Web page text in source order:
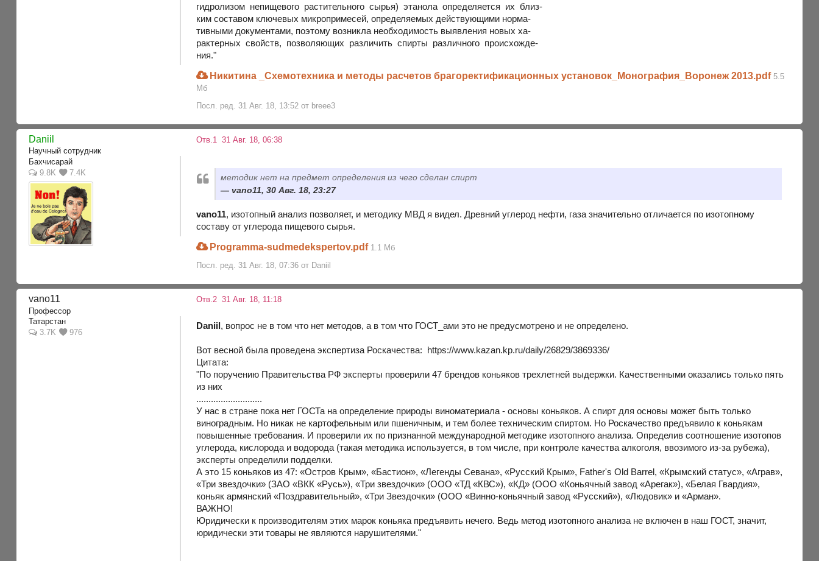
гидролизом непищевого растительного сырья) этанола определяется их близ-
ким составом ключевых микропримесей, определяемых действующими норма-
тивными документами, поэтому возникла необходимость выявления новых ха-
рактерных свойств, позволяющих различить спирты различного происхожде-
ния."
Никитина _Схемотехника и методы расчетов брагоректификационных установок_Монография_Воронеж 2013.pdf 5.5
Мб
Посл. ред. 31 Авг. 18, 13:52 от breee3
Daniil
Научный сотрудник
Бахчисарай
9.8K
7.4K
Отв.1 31 Авг. 18, 06:38
методик нет на предмет определения из чего сделан спирт
vano11, 30 Авг. 18, 23:27
vano11, изотопный анализ позволяет, и методику МВД я видел. Древний углерод нефти, газа значительно отличается по изотопному
составу от углерода пищевого сырья.
Programma-sudmedekspertov.pdf 1.1 Мб
Посл. ред. 31 Авг. 18, 07:36 от Daniil
vano11
Профессор
Татарстан
3.7K
976
Отв.2 31 Авг. 18, 11:18
Daniil, вопрос не в том что нет методов, а в том что ГОСТ_ами это не предусмотрено и не определено.
Вот весной была проведена экспертиза Роскачества: https://www.kazan.kp.ru/daily/26829/3869336/
Цитата:
"По поручению Правительства РФ эксперты проверили 47 брендов коньяков трехлетней выдержки. Качественными оказались только пять
из них
...........................
У нас в стране пока нет ГОСТа на определение природы виноматериала - основы коньяков. А спирт для основы может быть только
виноградным. Но никак не картофельным или пшеничным, и тем более техническим спиртом. Но Роскачество предъявило к коньякам
повышенные требования. И проверили их по признанной международной методике изотопного анализа. Определив соотношение изотопов
углерода, кислорода и водорода (такая методика используется, в том числе, при контроле качества алкоголя, ввозимого из-за рубежа),
эксперты определили подделки.
А это 15 коньяков из 47: «Остров Крым», «Бастион», «Легенды Севана», «Русский Крым», Father's Old Barrel, «Крымский статус», «Аграв»,
«Три звездочки» (ЗАО «ВКК «Русь»), «Три звездочки» (ООО «ТД «КВС»), «КД» (ООО «Коньячный завод «Арегак»), «Белая Гвардия»,
коньяк армянский «Поздравительный», «Три Звездочки» (ООО «Винно-коньячный завод «Русский»), «Людовик» и «Арман».
ВАЖНО!
Юридически к производителям этих марок коньяка предъявить нечего. Ведь метод изотопного анализа не включен в наш ГОСТ, значит,
юридически эти товары не являются нарушителями."